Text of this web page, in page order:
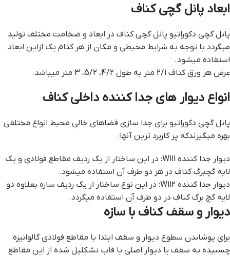
ابعاد پانل گچی کناف
پانل گچی دکوراتیو پانل گچی کناف در ابعاد و ضخامت مختلف تولید
می­گردد با توجه به شرایط محیطی و مکان از هر کدام یک ازاین ابعاد
استفاده می­شود.
عرض هر ورق کناف 2/1 متر به طول 4/2، 5/2، 3 متر می­باشد.
انواع دیوار های جدا کننده داخلی کناف
پانل گچی دکوراتیو برای جدا سازی فضاهای خالی محیط انواع مختلفی
بهره می­گیرندکه پر کاربرد ترین آن­ها:
دیوار جدا کننده W111: در این ساختار از یک ردیف مقاطع فولادی و یک
لایه گچبرگ کناف در هر دو طرف آن استفاده می­شود.
دیوار جدا کننده W112: در این نوع ساختار از یک ردیف سازه بعلاوه دو
لایه گچ برگ کناف در دو طرف آن استفاده می­گردد.
دیوار و سقف کناف با سازه
برای پوشاندن سطوع دیوار و سقف ابتدا با مقاطع فولادی گالوانیزه
چسبیده به سقف یا دیوار اصلی یا قاب تشکلیل شده از این مقاطع